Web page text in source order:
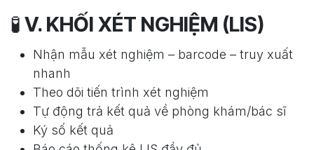
🧪 V. KHỐI XÉT NGHIỆM (LIS)
Nhận mẫu xét nghiệm – barcode – truy xuất
nhanh
Theo dõi tiến trình xét nghiệm
Tự động trả kết quả về phòng khám/bác sĩ
Ký số kết quả